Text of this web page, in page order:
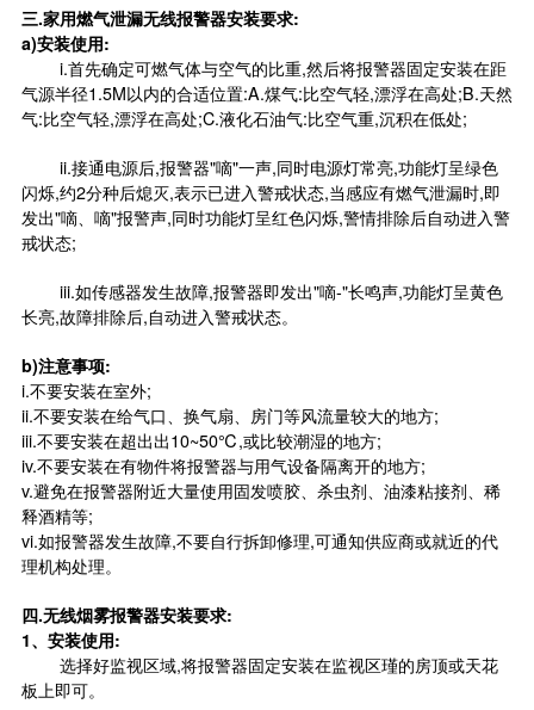
三.家用燃气泄漏无线报警器安装要求:
a)安装使用:
i.首先确定可燃气体与空气的比重,然后将报警器固定安装在距
气源半径1.5M以内的合适位置:A.煤气:比空气轻,漂浮在高处;B.天然
气:比空气轻,漂浮在高处;C.液化石油气:比空气重,沉积在低处;
ii.接通电源后,报警器"嘀"一声,同时电源灯常亮,功能灯呈绿色
闪烁,约2分种后熄灭,表示已进入警戒状态,当感应有燃气泄漏时,即
发出"嘀、嘀"报警声,同时功能灯呈红色闪烁,警情排除后自动进入警
戒状态;
iii.如传感器发生故障,报警器即发出"嘀-"长鸣声,功能灯呈黄色
长亮,故障排除后,自动进入警戒状态。
b)注意事项:
i.不要安装在室外;
ii.不要安装在给气口、换气扇、房门等风流量较大的地方;
iii.不要安装在超出出10~50℃,或比较潮湿的地方;
iv.不要安装在有物件将报警器与用气设备隔离开的地方;
v.避免在报警器附近大量使用固发喷胶、杀虫剂、油漆粘接剂、稀
释酒精等;
vi.如报警器发生故障,不要自行拆卸修理,可通知供应商或就近的代
理机构处理。
四.无线烟雾报警器安装要求:
1、安装使用:
选择好监视区域,将报警器固定安装在监视区瑾的房顶或天花
板上即可。